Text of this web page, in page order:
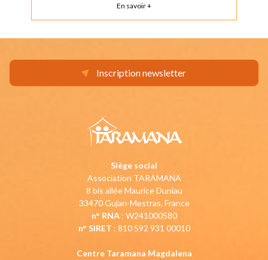
En savoir +
Inscription newsletter
Siège social
Association TARAMANA
8 bis allée Maurice Duniau
33470 Gujan-Mestras, France
n° RNA: W241000580
n° SIRET : 810 592 931 00010
Centre Taramana Magdalena